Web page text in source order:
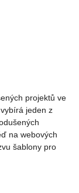
projektů ve
jeden z
na webových
šablony pro